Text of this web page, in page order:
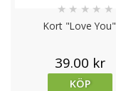
Kort "Love You"
★ ★ ★ ★ ★
39.00 kr
KÖP